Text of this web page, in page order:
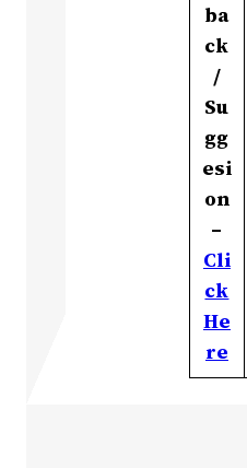
ba
ck
/
Su
gg
esi
on
–
Cli
ck
He
re